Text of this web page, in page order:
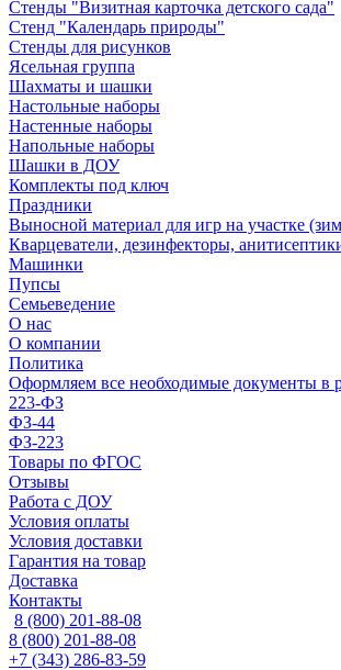
Стенды "Визитная карточка детского сада"
Стенд "Календарь природы"
Стенды для рисунков
Ясельная группа
Шахматы и шашки
Настольные наборы
Настенные наборы
Напольные наборы
Шашки в ДОУ
Комплекты под ключ
Праздники
Выносной материал для игр на участке
Кварцеватели, дезинфекторы,
Машинки
Пупсы
Семьеведение
О нас
О компании
Политика
Оформляем все необходимые документы в
223-ФЗ
ФЗ-44
ФЗ-223
Товары по ФГОС
Отзывы
Работа с ДОУ
Условия оплаты
Условия доставки
Гарантия на товар
Доставка
Контакты
8 (800) 201-88-08
8 (800) 201-88-08
+7 (343) 286-83-59